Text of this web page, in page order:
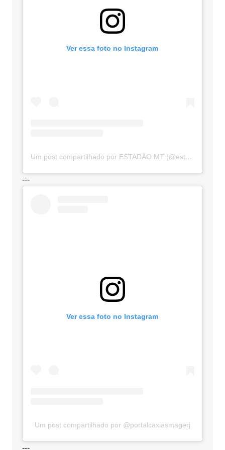
Ver essa foto no Instagram
Um post compartilhado por ESTADÃO MT (@estadaomt)
---
Ver essa foto no Instagram
Um post compartilhado por @portalcaxiasmagerj
---